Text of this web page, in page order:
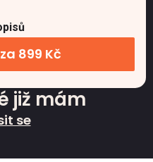
899 Kč
již mám
se